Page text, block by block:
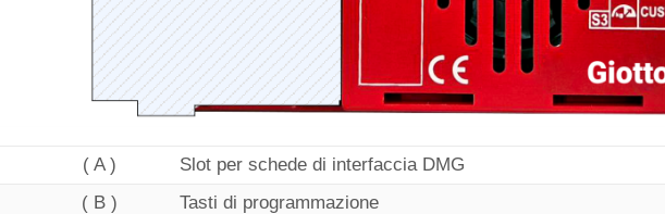
( A )
Slot per schede di interfaccia DMG
( B )
Tasti di programmazione